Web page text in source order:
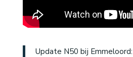
Update N50 bij